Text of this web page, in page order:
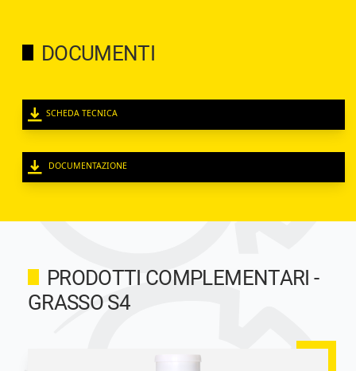
DOCUMENTI
SCHEDA TECNICA
DOCUMENTAZIONE
PRODOTTI COMPLEMENTARI -
GRASSO S4